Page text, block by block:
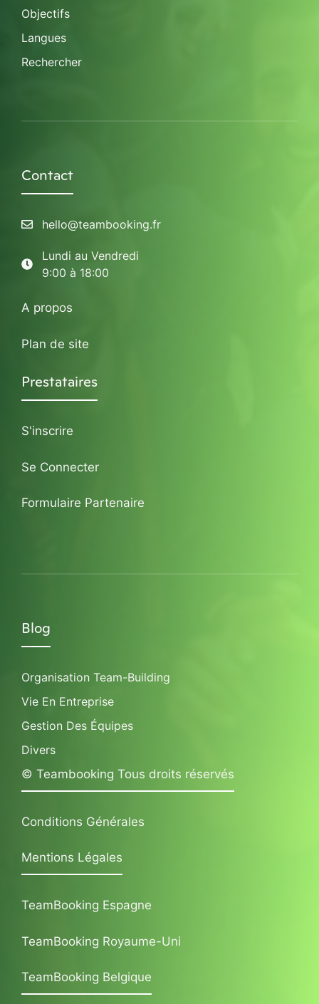
Objectifs
Langues
Rechercher
Contact
hello@teambooking.fr
Lundi au Vendredi
9:00 à 18:00
A propos
Plan de site
Prestataires
S'inscrire
Se Connecter
Formulaire Partenaire
Blog
Organisation Team-Building
Vie En Entreprise
Gestion Des Équipes
Divers
© Teambooking Tous droits réservés
Conditions Générales
Mentions Légales
TeamBooking Espagne
TeamBooking Royaume-Uni
TeamBooking Belgique